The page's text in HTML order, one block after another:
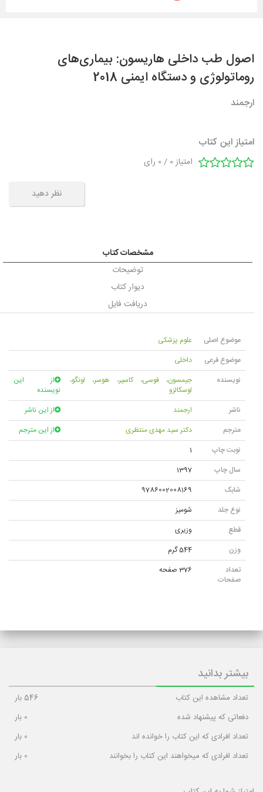
اصول طب داخلی هاریسون: بیماری‌های
روماتولوژی و دستگاه ایمنی 2018
ارجمند
امتیاز این کتاب
امتیاز0
/
0 رای
نظر دهید
مشخصات کتاب
توضیحات
دیوار کتاب
دریافت فایل
موضوع اصلی
علوم پزشکی
موضوع فرعی
داخلی
نویسنده
جیمسون، فوسی، کاسپر، هوسر، لونگو،
لوسکالزو
از این
نویسنده
ناشر
ارجمند
از این ناشر
مترجم
دکتر سید مهدی منتظری
از این مترجم
نوبت چاپ
1
سال چاپ
1397
شابک
9786002008169
نوع جلد
شوميز
قطع
وزیری
وزن
544 گرم
تعداد
صفحات
376 صفحه
بیشتر بدانید
تعداد مشاهده این کتاب 546 بار
دفعاتی که پیشنهاد شده
0 بار
تعداد افرادی که این کتاب را خوانده اند
0 بار
تعداد افرادی که میخواهند این کتاب را بخوانند
0 بار